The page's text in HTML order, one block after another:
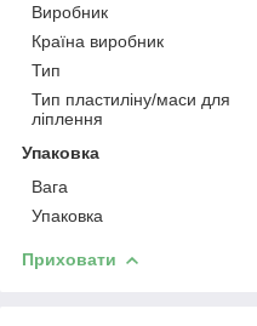
Виробник
Країна виробник
Тип
Тип пластиліну/маси для
ліплення
Упаковка
Вага
Упаковка
Приховати